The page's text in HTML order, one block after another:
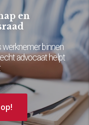
en
werknemer binnen
advocaat helpt